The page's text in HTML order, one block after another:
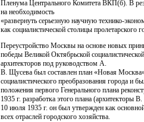
Пленума Центрального Комитета ВКП(б). В
на необходимость
«развернуть серьезную научную технико-
как социалистической столицы пролетарского
Переустройство Москвы на основе новых
победы Великой Октябрьской
архитекторов под руководством А.
В. Щусева был составлен план «Новая
социалистического преобразования города и
положения первого Генерального плана
1935 г. разработка этого плана
10 июля 1935 г. он был утвержден как
всех отраслей городского хозяйства.